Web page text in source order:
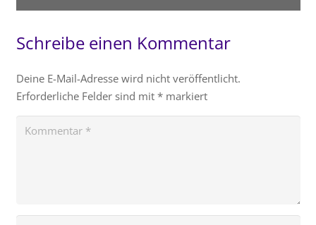
Schreibe einen Kommentar
Deine E-Mail-Adresse wird nicht veröffentlicht.
Erforderliche Felder sind mit *markiert